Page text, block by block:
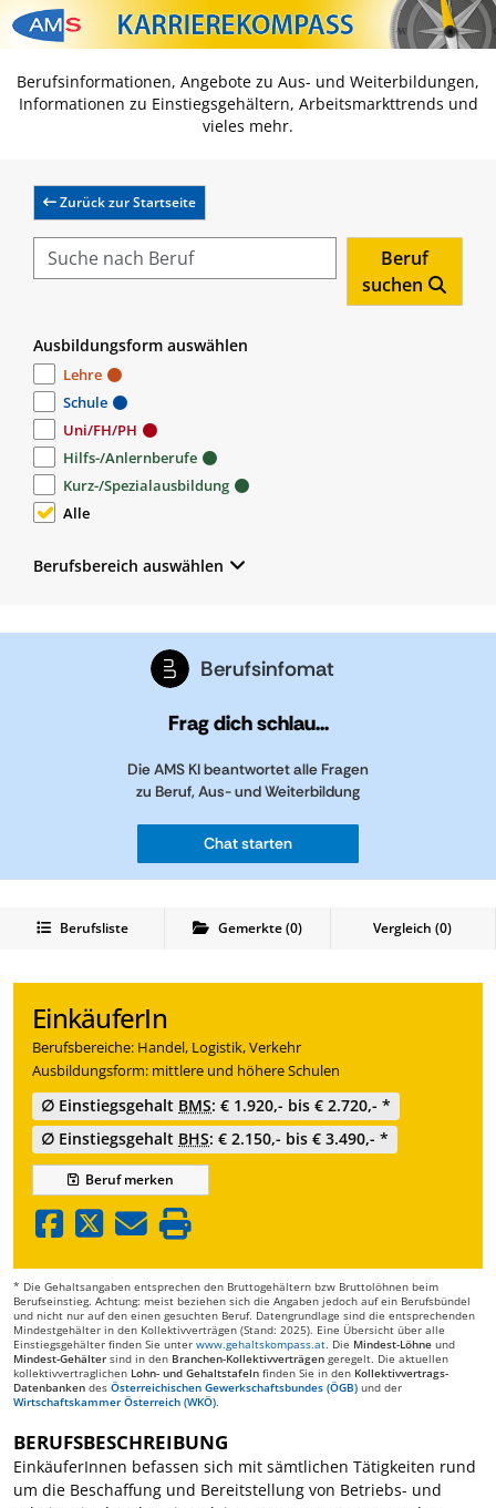
Zum Inhalt springen
Zum Navmenü springen
Zur Suche springen
Zur Footer springen
Berufsinformationen, Angebote zu Aus- und Weiterbildungen,
Informationen zu Einstiegsgehältern, Arbeitsmarkttrends und
vieles mehr.
Zurück zur Startseite
Beruf
suchen
Ausbildungsform auswählen
Lehre
Schule
Uni/FH/PH
Hilfs-/Anlernberufe
Kurz-/Spezialausbildung
Alle
Berufsbereich auswählen
Berufsinfomat
Frag dich schlau...
Die AMS KI beantwortet alle Fragen
zu Beruf, Aus- und Weiterbildung
Chat starten
Berufsliste Gemerkte(0) Vergleich (0)
EinkäuferIn
Berufsbereiche: Handel, Logistik, Verkehr
Ausbildungsform: mittlere und höhere Schulen
∅ Einstiegsgehalt BMS: € 1.920,- bis € 2.720,- *
∅ Einstiegsgehalt BHS: € 2.150,- bis € 3.490,- *
Berufmerken
* Die Gehaltsangaben entsprechen den Bruttogehältern bzw Bruttolöhnen beim
Berufseinstieg. Achtung: meist beziehen sich die Angaben jedoch auf ein Berufsbündel
und nicht nur auf den einen gesuchten Beruf. Datengrundlage sind die entsprechenden
Mindestgehälter in den Kollektivverträgen (Stand: 2025). Eine Übersicht über alle
Einstiegsgehälter finden Sie unter www.gehaltskompass.at. Die Mindest-Löhne und
Mindest-Gehälter sind in den Branchen-Kollektivverträgen geregelt. Die aktuellen
kollektivvertraglichen Lohn- und Gehaltstafeln finden Sie in den Kollektivvertrags-
Datenbanken des Österreichischen Gewerkschaftsbundes (ÖGB) und der
Wirtschaftskammer Österreich (WKÖ).
BERUFSBESCHREIBUNG
EinkäuferInnen befassen sich mit sämtlichen Tätigkeiten rund
um die Beschaffung und Bereitstellung von Betriebs- und